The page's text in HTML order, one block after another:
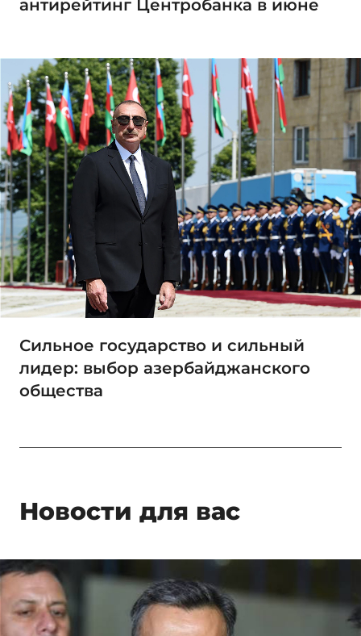
антирейтинг Центробанка в июне
Сильное государство и сильный
лидер: выбор азербайджанского
общества
Новости для вас